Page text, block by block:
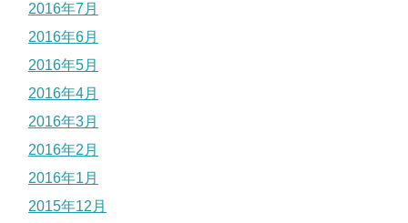
2016年7月
2016年6月
2016年5月
2016年4月
2016年3月
2016年2月
2016年1月
2015年12月